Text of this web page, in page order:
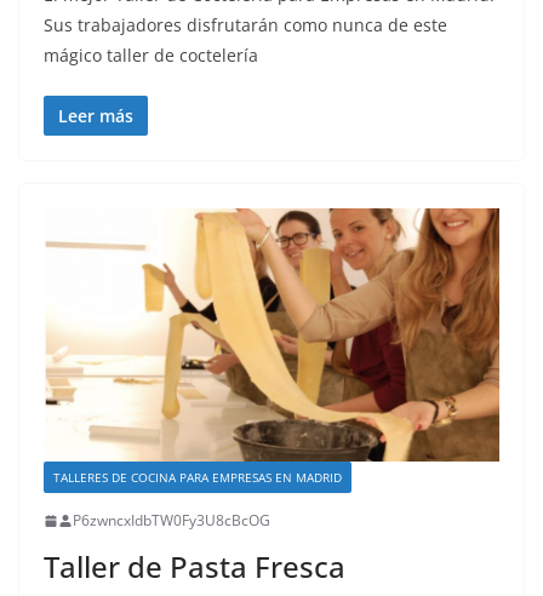
Sus trabajadores disfrutarán como nunca de este
mágico taller de coctelería
Leer más
TALLERES DE COCINA PARA EMPRESAS EN MADRID
P6zwncxIdbTW0Fy3U8cBcOG
Taller de Pasta Fresca